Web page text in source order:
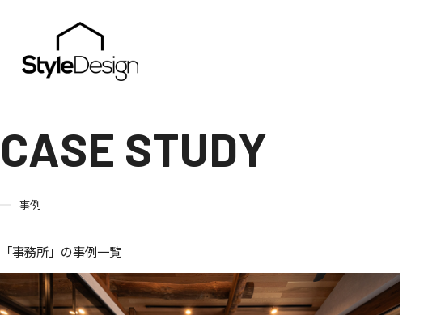
CASE STUDY
事例
「事務所」の事例一覧